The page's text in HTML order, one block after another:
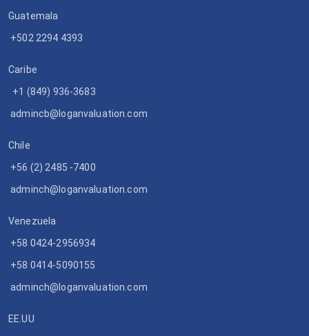
Guatemala
+502 2294 4393
Caribe
+1 (849) 936-3683
admincb@loganvaluation.com
Chile
+56 (2) 2485 -7400
adminch@loganvaluation.com
Venezuela
+58 0424-2956934
+58 0414-5090155
adminch@loganvaluation.com
EE.UU